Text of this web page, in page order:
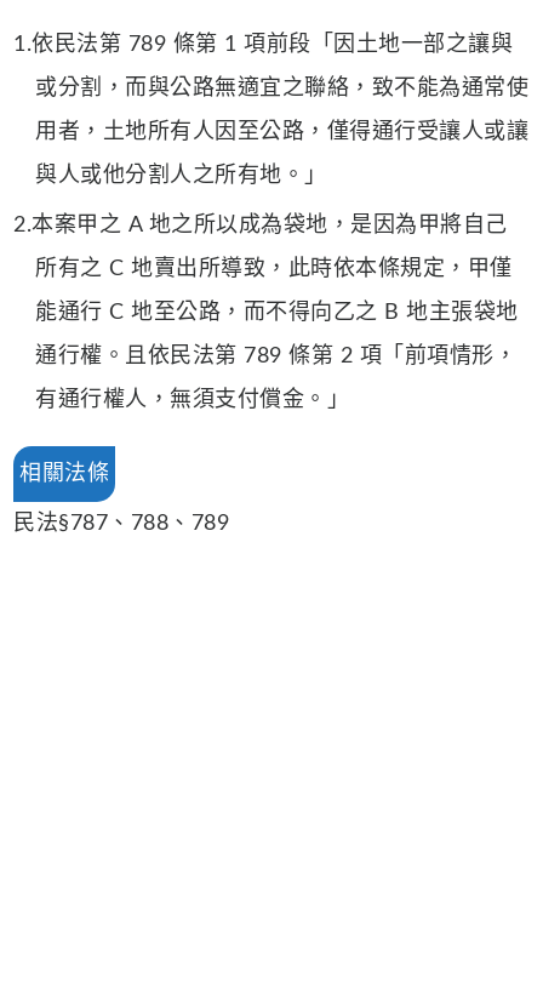
1.依民法第 789 條第 1 項前段「因土地一部之讓與
或分割，而與公路無適宜之聯絡，致不能為通常使
用者，土地所有人因至公路，僅得通行受讓人或讓
與人或他分割人之所有地。」
2.本案甲之 A 地之所以成為袋地，是因為甲將自己
所有之 C 地賣出所導致，此時依本條規定，甲僅
能通行 C 地至公路，而不得向乙之 B 地主張袋地
通行權。且依民法第 789 條第 2 項「前項情形，
有通行權人，無須支付償金。」
相關法條
民法§787、788、789